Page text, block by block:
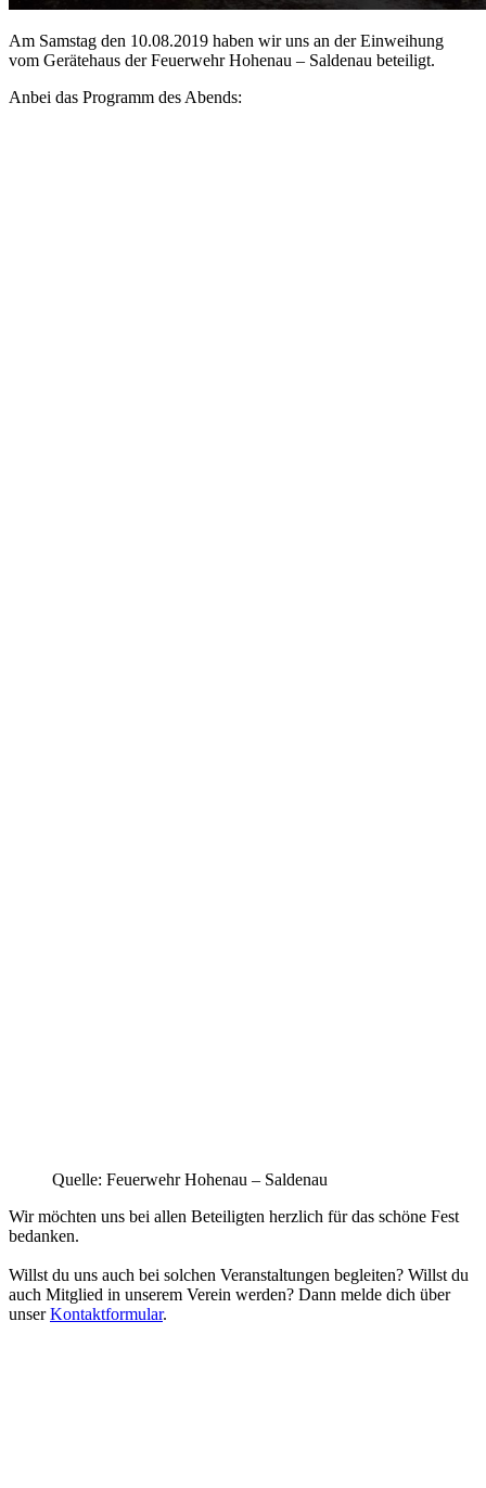
Am Samstag den 10.08.2019 haben wir uns an der Einweihung
vom Gerätehaus der Feuerwehr Hohenau – Saldenau beteiligt.
Anbei das Programm des Abends:
Quelle: Feuerwehr Hohenau – Saldenau
Wir möchten uns bei allen Beteiligten herzlich für das schöne Fest
bedanken.
Willst du uns auch bei solchen Veranstaltungen begleiten? Willst du
auch Mitglied in unserem Verein werden? Dann melde dich über
unserKontaktformular.